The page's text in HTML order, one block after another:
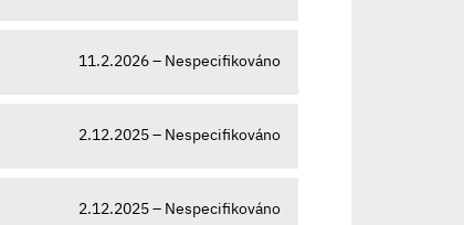
11.2.2026 – Nespecifikováno
2.12.2025 – Nespecifikováno
2.12.2025 – Nespecifikováno